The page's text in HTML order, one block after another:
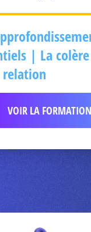
| La
relation
VOIR LA FORMATION